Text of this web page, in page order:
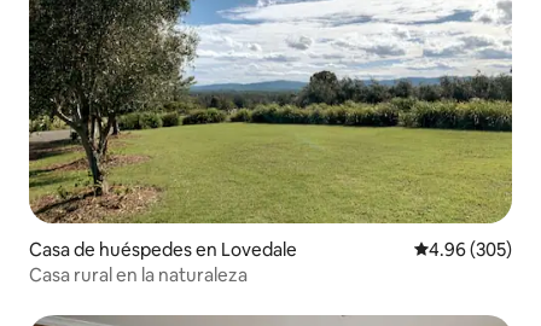
Casa de huéspedes en Lovedale Calificación
4.96 (305)
Casa rural en la naturaleza